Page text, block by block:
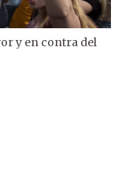
y en contra del